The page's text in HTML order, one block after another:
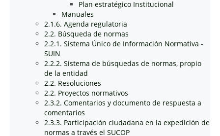
Plan estratégico Institucional
Manuales
2.1.6. Agenda regulatoria
2.2. Búsqueda de normas
2.2.1. Sistema Único de Información Normativa -
SUIN
2.2.2. Sistema de búsquedas de normas, propio
de la entidad
2.2. Resoluciones
2.2. Proyectos normativos
2.3.2. Comentarios y documento de respuesta a
comentarios
2.3.3. Participación ciudadana en la expedición de
normas a través el SUCOP